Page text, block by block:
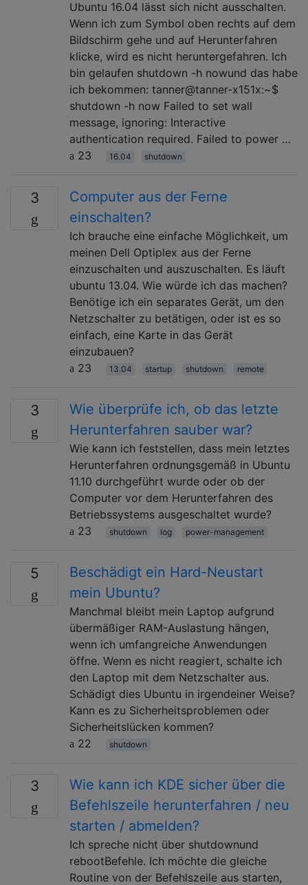
Ubuntu 16.04 lässt sich nicht ausschalten.
Wenn ich zum Symbol oben rechts auf dem
Bildschirm gehe und auf Herunterfahren
klicke, wird es nicht heruntergefahren. Ich
bin gelaufen shutdown -h nowund das habe
ich bekommen: tanner@tanner-x151x:~$
shutdown -h now Failed to set wall
message, ignoring: Interactive
authentication required. Failed to power …
23
16.04 shutdown
3
Computer aus der Ferne
einschalten?
Ich brauche eine einfache Möglichkeit, um
meinen Dell Optiplex aus der Ferne
einzuschalten und auszuschalten. Es läuft
ubuntu 13.04. Wie würde ich das machen?
Benötige ich ein separates Gerät, um den
Netzschalter zu betätigen, oder ist es so
einfach, eine Karte in das Gerät
einzubauen?
23
13.04 startup shutdown remote
3
Wie überprüfe ich, ob das letzte
Herunterfahren sauber war?
Wie kann ich feststellen, dass mein letztes
Herunterfahren ordnungsgemäß in Ubuntu
11.10 durchgeführt wurde oder ob der
Computer vor dem Herunterfahren des
Betriebssystems ausgeschaltet wurde?
23
shutdown log power-management
5
Beschädigt ein Hard-Neustart
mein Ubuntu?
Manchmal bleibt mein Laptop aufgrund
übermäßiger RAM-Auslastung hängen,
wenn ich umfangreiche Anwendungen
öffne. Wenn es nicht reagiert, schalte ich
den Laptop mit dem Netzschalter aus.
Schädigt dies Ubuntu in irgendeiner Weise?
Kann es zu Sicherheitsproblemen oder
Sicherheitslücken kommen?
22
shutdown
3
Wie kann ich KDE sicher über die
Befehlszeile herunterfahren / neu
starten / abmelden?
Ich spreche nicht über shutdownund
rebootBefehle. Ich möchte die gleiche
Routine von der Befehlszeile aus starten,